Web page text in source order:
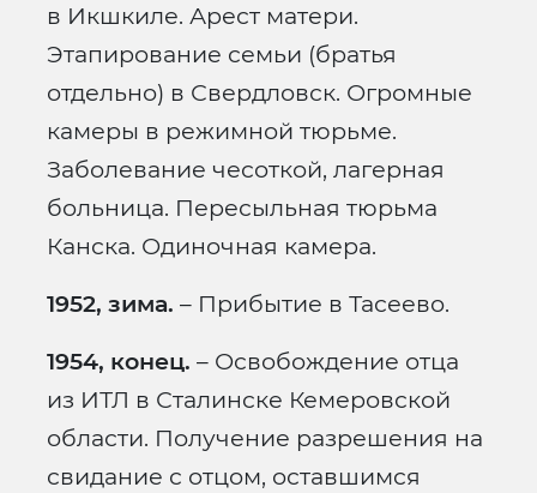
в Икшкиле. Арест матери.
Этапирование семьи (братья
отдельно) в Свердловск. Огромные
камеры в режимной тюрьме.
Заболевание чесоткой, лагерная
больница. Пересыльная тюрьма
Канска. Одиночная камера.
1952, зима. – Прибытие в Тасеево.
1954, конец. – Освобождение отца
из ИТЛ в Сталинске Кемеровской
области. Получение разрешения на
свидание с отцом, оставшимся